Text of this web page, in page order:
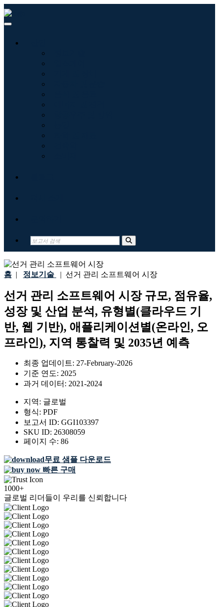
홈 | 정보기술 | 선거 관리 소프트웨어 시장
선거 관리 소프트웨어 시장 규모, 점유율,
성장 및 산업 분석, 유형별(클라우드 기
반, 웹 기반), 애플리케이션별(온라인, 오
프라인), 지역 통찰력 및 2035년 예측
최종 업데이트: 27-February-2026
기준 연도: 2025
과거 데이터: 2021-2024
지역: 글로벌
형식: PDF
보고서 ID: GGI103397
SKU ID: 26308059
페이지 수: 86
무료 샘플 다운로드
빠른 구매
1000+
글로벌 리더들이 우리를 신뢰합니다